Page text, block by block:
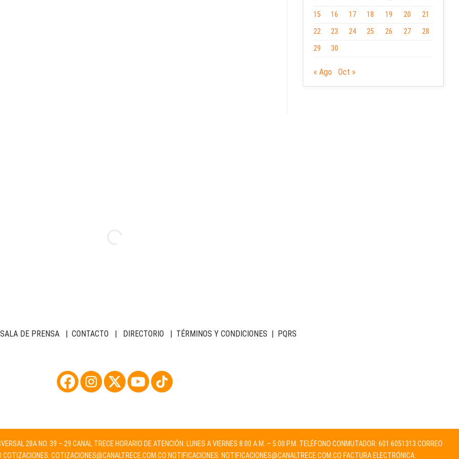
15
16 17 18 19 20
21
22
23 24 25 26 27
28
29
30
« Ago Oct »
SALA DE PRENSA | CONTACTO | DIRECTORIO | TÉRMINOS Y CONDICIONES | PQRS
28A NO. 39 – 29 CANAL TRECE HORARIO DE ATENCIÓN: LUNES A VIERNES 8:00 A.M. – 5:00 P.M. TELÉFONO CONMUTADOR: 601 6051313 CORREO
COTIZACIONES: COTIZACIONES@CANALTRECE.COM.CO NOTIFICACIONES: NOTIFICACIONES@CANALTRECE.COM.CO FACTURA ELECTRÓNICA: